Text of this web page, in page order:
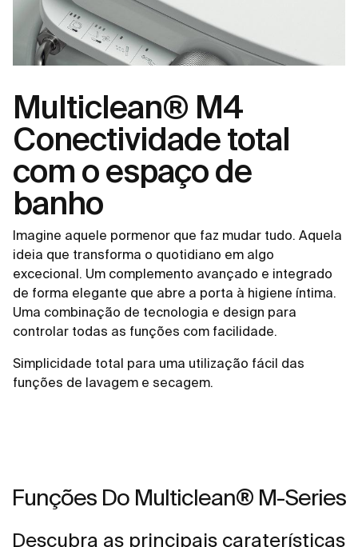
Multiclean® M4
Conectividade total
com o espaço de
banho
Imagine aquele pormenor que faz mudar tudo. Aquela
ideia que transforma o quotidiano em algo
excecional. Um complemento avançado e integrado
de forma elegante que abre a porta à higiene íntima.
Uma combinação de tecnologia e design para
controlar todas as funções com facilidade.
Simplicidade total para uma utilização fácil das
funções de lavagem e secagem.
Funções Do Multiclean® M-Series
Descubra as principais caraterísticas